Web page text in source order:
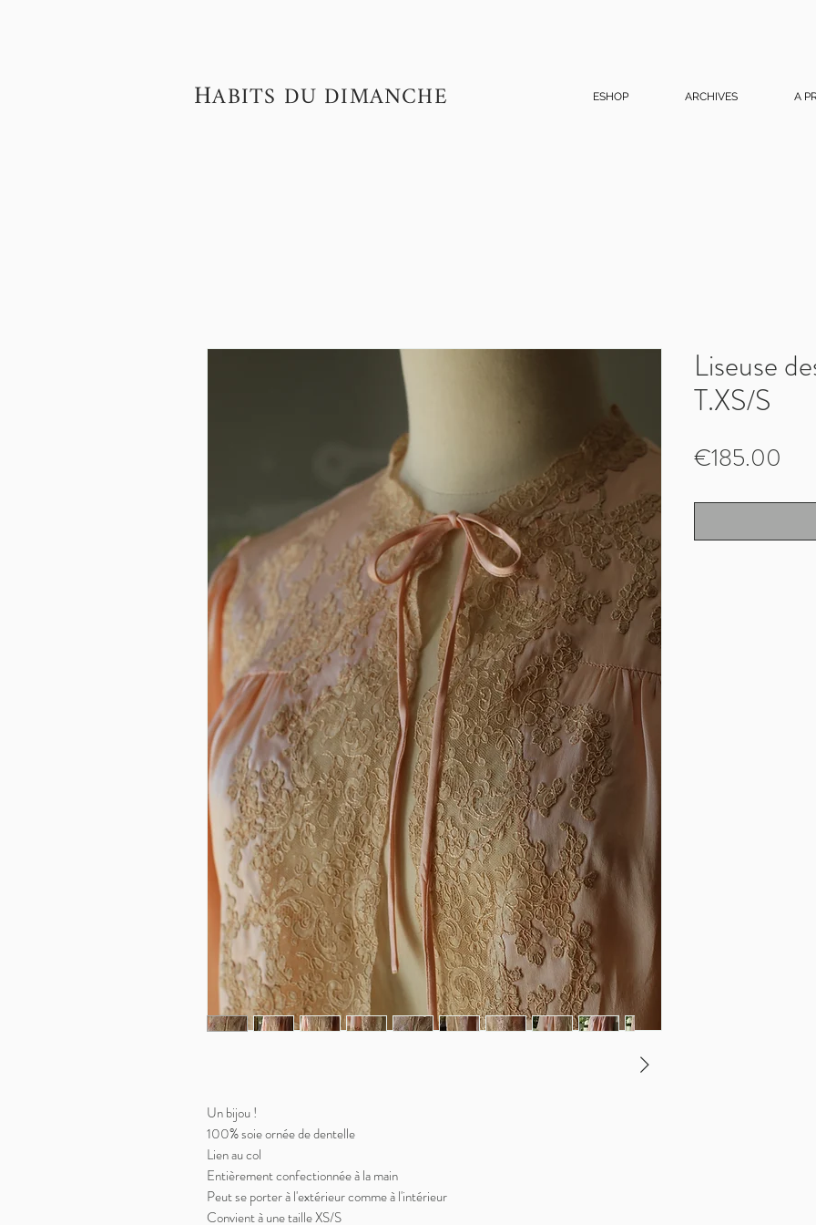
HABITS DU DIMANCHE ESHOP ARCHIVES A
Un bijou !
100% soie ornée de dentelle
Lien au col
Entièrement confectionnée à la main
Peut se porter à l'extérieur comme à l'intérieur
Convient à une taille XS/S
Liseuse
T.XS/S
€185.00